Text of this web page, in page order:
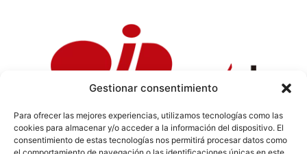
Gestionar consentimiento
Para ofrecer las mejores experiencias, utilizamos tecnologías como las
cookies para almacenar y/o acceder a la información del dispositivo. El
consentimiento de estas tecnologías nos permitirá procesar datos como
Política de Privacidad| Política de Cookies|Aviso